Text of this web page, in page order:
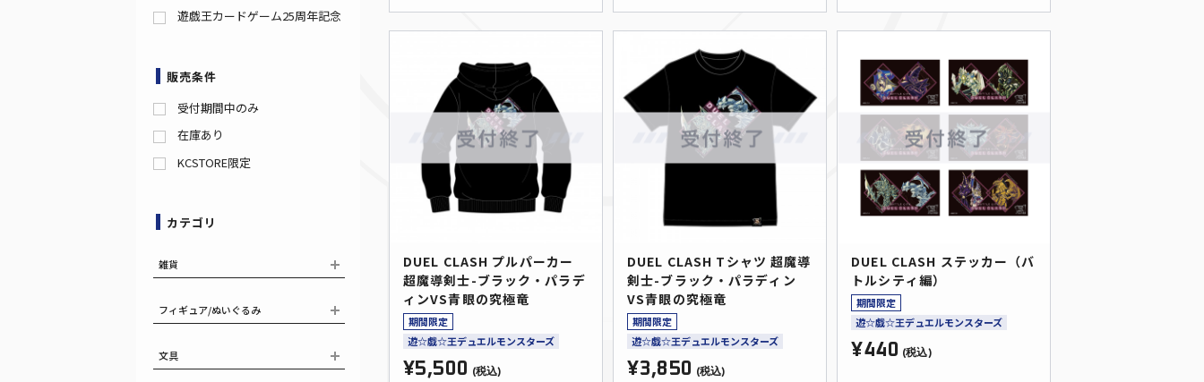
遊戯王カードゲーム25周年記念
販売条件
受付期間中のみ
在庫あり
KCSTORE限定
カテゴリ
雑貨
フィギュア/ぬいぐるみ
文具
DUEL CLASH プルパーカー
超魔導剣士-ブラック・パラデ
ィンVS青眼の究極竜
期間限定
遊☆戯☆王デュエルモンスターズ
¥5,500 (税込)
DUEL CLASH Tシャツ 超魔導
剣士-ブラック・パラディン
VS青眼の究極竜
期間限定
遊☆戯☆王デュエルモンスターズ
¥3,850 (税込)
DUEL CLASH ステッカー（バ
トルシティ編）
期間限定
遊☆戯☆王デュエルモンスターズ
¥440 (税込)